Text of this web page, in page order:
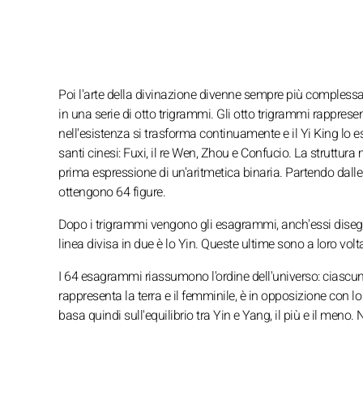
Poi l'arte della divinazione divenne sempre più
in una serie di otto trigrammi. Gli otto trigrammi
nell'esistenza si trasforma continuamente e il Yi King lo
santi cinesi: Fuxi, il re Wen, Zhou e Confucio. La
prima espressione di un'aritmetica binaria. Partendo
ottengono 64 figure.
Dopo i trigrammi vengono gli esagrammi, anch'essi
linea divisa in due è lo Yin. Queste ultime sono a loro
I 64 esagrammi riassumono l'ordine dell'universo:
rappresenta la terra e il femminile, è in opposizione con
basa quindi sull'equilibrio tra Yin e Yang, il più e il meno.